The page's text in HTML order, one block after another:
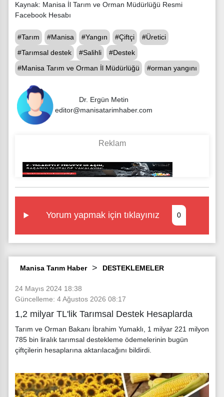
Kaynak: Manisa İl Tarım ve Orman Müdürlüğü Resmi
Facebook Hesabı
#Tarım #Manisa #Yangın #Çiftçi
#Üretici
#Tarımsal destek
#Salihli
#Destek
#Manisa Tarım ve Orman İl Müdürlüğü
#orman yangını
Dr. Ergün Metin
editor@manisatarimhaber.com
Yorum yapmak için tıklayınız 0
Manisa Tarım Haber DESTEKLEMELER
24 Mayıs 2024 18:38
Güncelleme: 4 Ağustos 2026 08:17
1,2 milyar TL'lik Tarımsal Destek Hesaplarda
Tarım ve Orman Bakanı İbrahim Yumaklı, 1 milyar 221 milyon
785 bin liralık tarımsal destekleme ödemelerinin bugün
çiftçilerin hesaplarına aktarılacağını bildirdi.